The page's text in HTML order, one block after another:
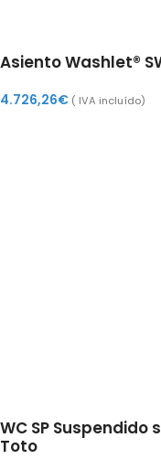
Asiento Washlet®
4.726,26€ ( IVA incluído)
WC SP Suspendido
Toto